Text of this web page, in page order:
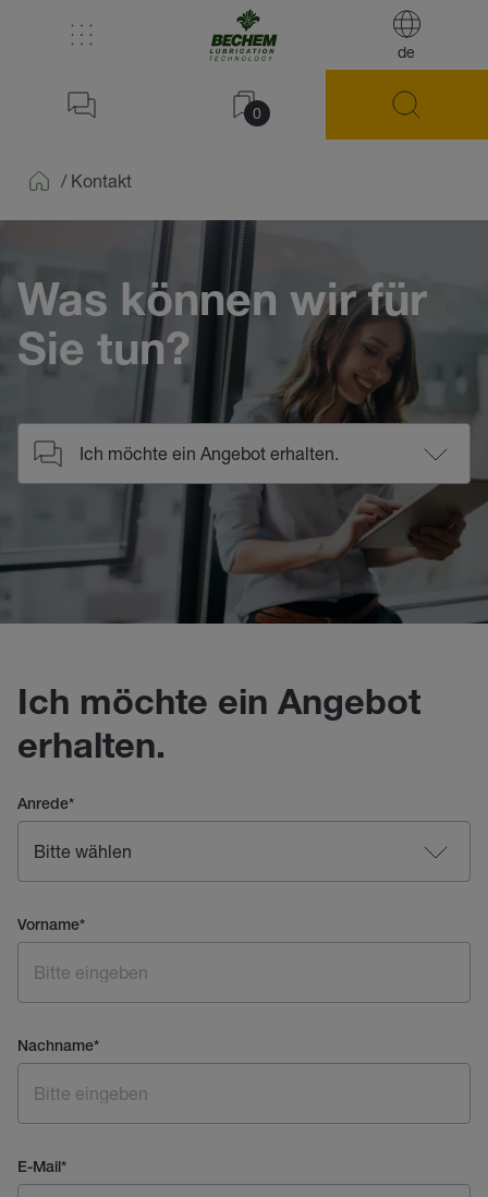
de
0
/ Kontakt
Was können wir für
Sie tun?
Ich möchte ein Angebot
erhalten.
Anrede*
Vorname*
Nachname*
E-Mail*